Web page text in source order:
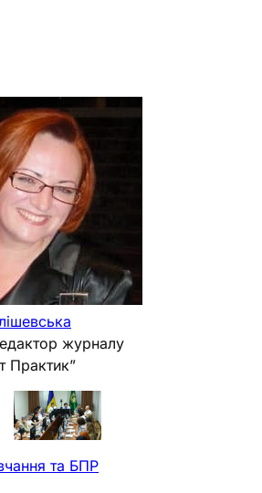
журналу
Практик”
та БПР